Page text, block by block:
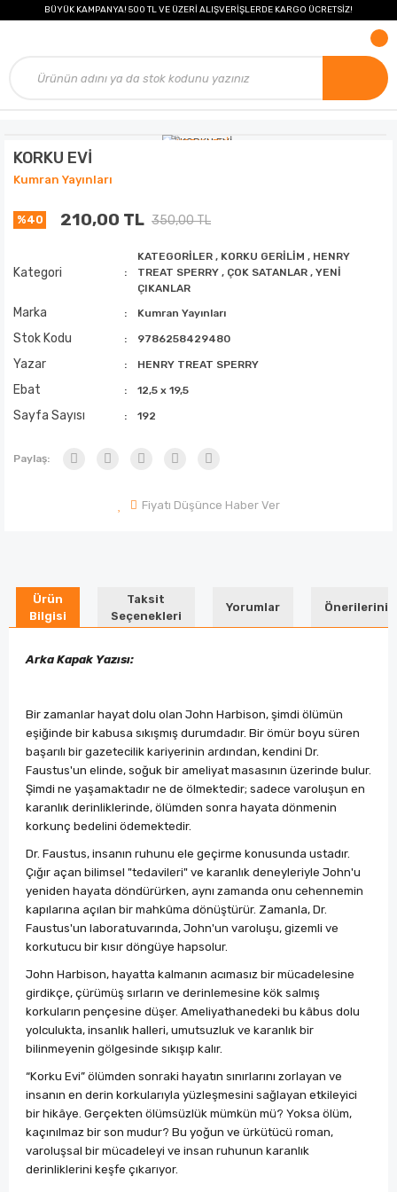
BÜYÜK KAMPANYA! 500 TL VE ÜZERİ ALIŞVERİŞLERDE KARGO ÜCRETSİZ!
KORKU EVİ
Kumran Yayınları
%40 210,00 TL 350,00 TL
Kategori
KATEGORİLER , KORKU GERİLİM , HENRY
TREAT SPERRY , ÇOK SATANLAR ,YENİ
ÇIKANLAR
Marka Kumran Yayınları
Stok Kodu 9786258429480
Yazar HENRY TREAT SPERRY
Ebat 12,5 x 19,5
Sayfa Sayısı 192
Paylaş:
Fiyatı Düşünce Haber Ver
Ürün
Bilgisi
Taksit
Seçenekleri
Yorumlar Önerileriniz
Arka Kapak Yazısı:
Bir zamanlar hayat dolu olan John Harbison, şimdi ölümün
eşiğinde bir kabusa sıkışmış durumdadır. Bir ömür boyu süren
başarılı bir gazetecilik kariyerinin ardından, kendini Dr.
Faustus'un elinde, soğuk bir ameliyat masasının üzerinde bulur.
Şimdi ne yaşamaktadır ne de ölmektedir; sadece varoluşun en
karanlık derinliklerinde, ölümden sonra hayata dönmenin
korkunç bedelini ödemektedir.
Dr. Faustus, insanın ruhunu ele geçirme konusunda ustadır.
Çığır açan bilimsel "tedavileri" ve karanlık deneyleriyle John'u
yeniden hayata döndürürken, aynı zamanda onu cehennemin
kapılarına açılan bir mahkûma dönüştürür. Zamanla, Dr.
Faustus'un laboratuvarında, John'un varoluşu, gizemli ve
korkutucu bir kısır döngüye hapsolur.
John Harbison, hayatta kalmanın acımasız bir mücadelesine
girdikçe, çürümüş sırların ve derinlemesine kök salmış
korkuların pençesine düşer. Ameliyathanedeki bu kâbus dolu
yolculukta, insanlık halleri, umutsuzluk ve karanlık bir
bilinmeyenin gölgesinde sıkışıp kalır.
“Korku Evi” ölümden sonraki hayatın sınırlarını zorlayan ve
insanın en derin korkularıyla yüzleşmesini sağlayan etkileyici
bir hikâye. Gerçekten ölümsüzlük mümkün mü? Yoksa ölüm,
kaçınılmaz bir son mudur? Bu yoğun ve ürkütücü roman,
varoluşsal bir mücadeleyi ve insan ruhunun karanlık
derinliklerini keşfe çıkarıyor.